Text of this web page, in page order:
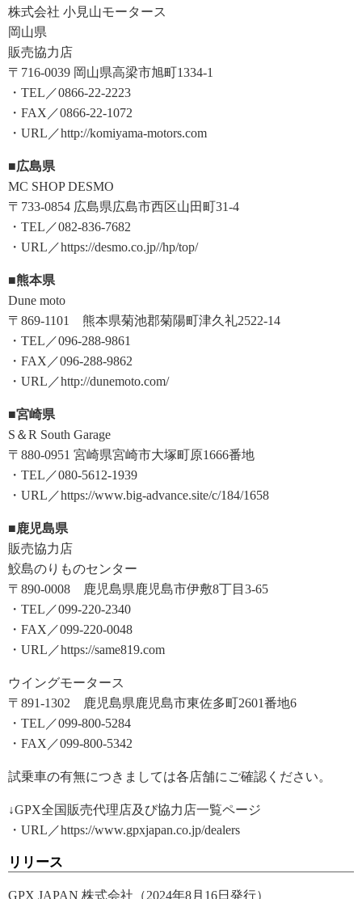
株式会社 小見山モータース
岡山県
販売協力店
〒716-0039 岡山県高梁市旭町1334-1
・TEL／0866-22-2223
・FAX／0866-22-1072
・URL／http://komiyama-motors.com
■広島県
MC SHOP DESMO
〒733-0854 広島県広島市西区山田町31-4
・TEL／082-836-7682
・URL／https://desmo.co.jp//hp/top/
■熊本県
Dune moto
〒869-1101 熊本県菊池郡菊陽町津久礼2522-14
・TEL／096-288-9861
・FAX／096-288-9862
・URL／http://dunemoto.com/
■宮崎県
S＆R South Garage
〒880-0951 宮崎県宮崎市大塚町原1666番地
・TEL／080-5612-1939
・URL／https://www.big-advance.site/c/184/1658
■鹿児島県
販売協力店
鮫島のりものセンター
〒890-0008 鹿児島県鹿児島市伊敷8丁目3-65
・TEL／099-220-2340
・FAX／099-220-0048
・URL／https://same819.com
ウイングモータース
〒891-1302 鹿児島県鹿児島市東佐多町2601番地6
・TEL／099-800-5284
・FAX／099-800-5342
試乗車の有無につきましては各店舗にご確認ください。
↓GPX全国販売代理店及び協力店一覧ページ
・URL／https://www.gpxjapan.co.jp/dealers
リリース
GPX JAPAN 株式会社（2024年8月16日発行）